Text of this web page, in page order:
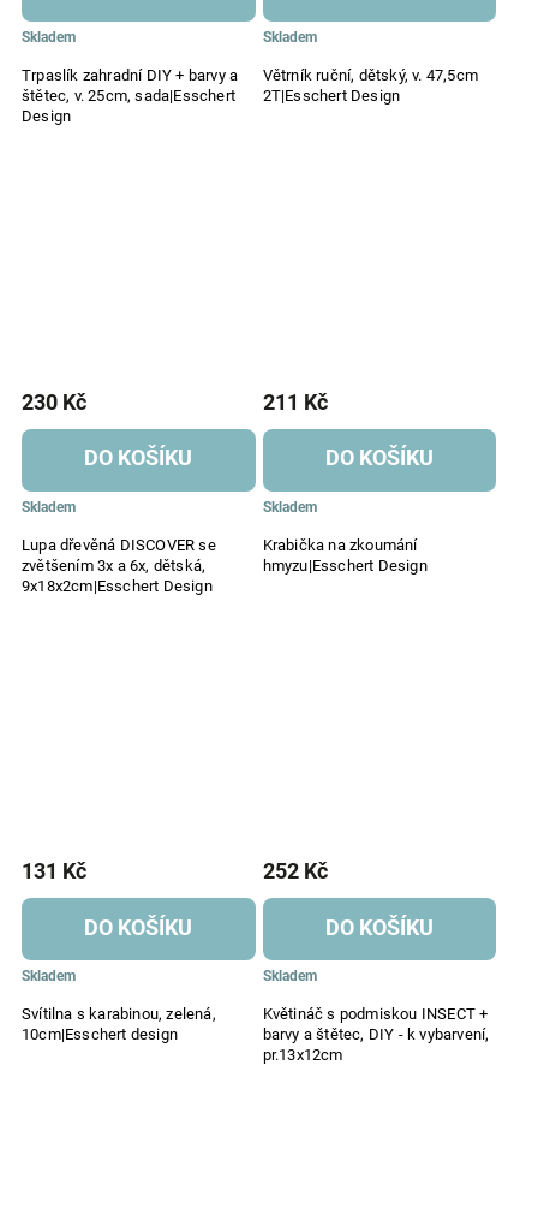
Trpaslík zahradní DIY + barvy a
štětec, v. 25cm, sada|Esschert
Design
Skladem
Větrník ruční, dětský, v. 47,5cm
2T|Esschert Design
Skladem
Lupa dřevěná DISCOVER se
zvětšením 3x a 6x, dětská,
9x18x2cm|Esschert Design
Skladem
230 Kč
DO KOŠÍKU
Krabička na zkoumání
hmyzu|Esschert Design
Skladem
211 Kč
DO KOŠÍKU
Svítilna s karabinou, zelená,
10cm|Esschert design
Skladem
131 Kč
DO KOŠÍKU
Květináč s podmiskou INSECT +
barvy a štětec, DIY - k vybarvení,
pr.13x12cm
Skladem
252 Kč
DO KOŠÍKU